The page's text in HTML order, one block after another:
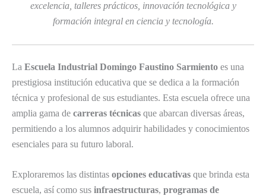
excelencia, talleres prácticos, innovación tecnológica y
formación integral en ciencia y tecnología.
La Escuela Industrial Domingo Faustino Sarmiento es una
prestigiosa institución educativa que se dedica a la formación
técnica y profesional de sus estudiantes. Esta escuela ofrece una
amplia gama de carreras técnicas que abarcan diversas áreas,
permitiendo a los alumnos adquirir habilidades y conocimientos
esenciales para su futuro laboral.
Exploraremos las distintas opciones educativas que brinda esta
escuela, así como sus infraestructuras, programas de